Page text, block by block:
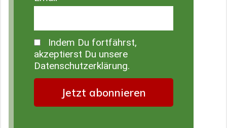
Indem Du fortfährst,
akzeptierst Du unsere
Datenschutzerklärung.